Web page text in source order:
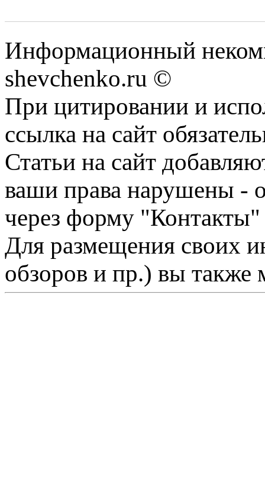
Информационный
shevchenko.ru ©
При цитировании и
ссылка на сайт
Статьи на сайт
ваши права нарушены -
через форму "Контакты"
Для размещения своих
обзоров и пр.) вы также